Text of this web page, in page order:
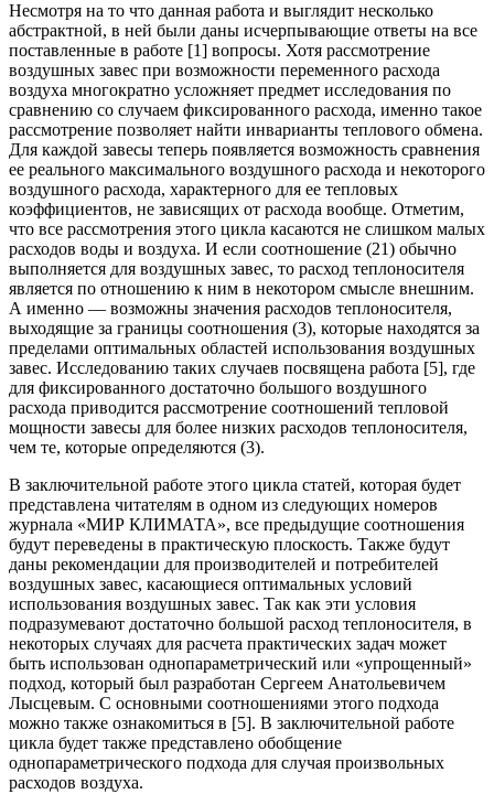
Несмотря на то что данная работа и выглядит несколько
абстрактной, в ней были даны исчерпывающие ответы на все
поставленные в работе [1] вопросы. Хотя рассмотрение
воздушных завес при возможности переменного расхода
воздуха многократно усложняет предмет исследования по
сравнению со случаем фиксированного расхода, именно такое
рассмотрение позволяет найти инварианты теплового обмена.
Для каждой завесы теперь появляется возможность сравнения
ее реального максимального воздушного расхода и некоторого
воздушного расхода, характерного для ее тепловых
коэффициентов, не зависящих от расхода вообще. Отметим,
что все рассмотрения этого цикла касаются не слишком малых
расходов воды и воздуха. И если соотношение (21) обычно
выполняется для воздушных завес, то расход теплоносителя
является по отношению к ним в некотором смысле внешним.
А именно — возможны значения расходов теплоносителя,
выходящие за границы соотношения (3), которые находятся за
пределами оптимальных областей использования воздушных
завес. Исследованию таких случаев посвящена работа [5], где
для фиксированного достаточно большого воздушного
расхода приводится рассмотрение соотношений тепловой
мощности завесы для более низких расходов теплоносителя,
чем те, которые определяются (3).
В заключительной работе этого цикла статей, которая будет
представлена читателям в одном из следующих номеров
журнала «МИР КЛИМАТА», все предыдущие соотношения
будут переведены в практическую плоскость. Также будут
даны рекомендации для производителей и потребителей
воздушных завес, касающиеся оптимальных условий
использования воздушных завес. Так как эти условия
подразумевают достаточно большой расход теплоносителя, в
некоторых случаях для расчета практических задач может
быть использован однопараметрический или «упрощенный»
подход, который был разработан Сергеем Анатольевичем
Лысцевым. С основными соотношениями этого подхода
можно также ознакомиться в [5]. В заключительной работе
цикла будет также представлено обобщение
однопараметрического подхода для случая произвольных
расходов воздуха.